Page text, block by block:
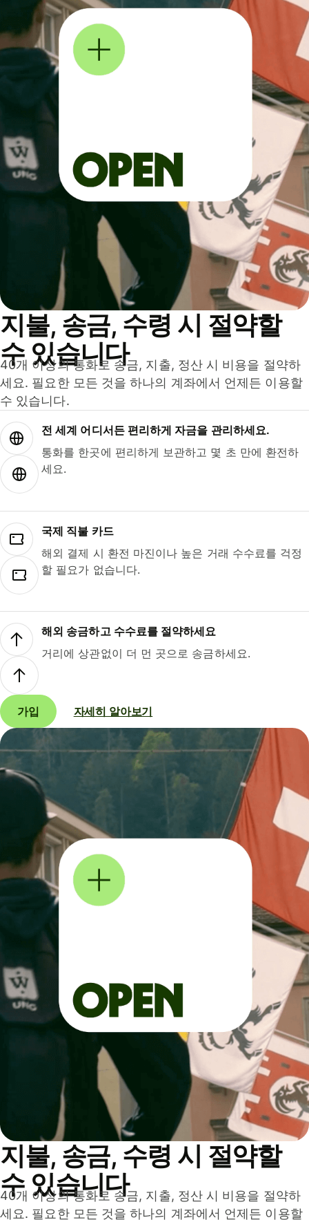
지불, 송금, 수령 시 절약할
수 있습니다
40개 이상의 통화로 송금, 지출, 정산 시 비용을 절약하
세요. 필요한 모든 것을 하나의 계좌에서 언제든 이용할
수 있습니다.
전 세계 어디서든 편리하게 자금을 관리하세요.
통화를 한곳에 편리하게 보관하고 몇 초 만에 환전하
세요.
국제 직불 카드
해외 결제 시 환전 마진이나 높은 거래 수수료를 걱정
할 필요가 없습니다.
해외 송금하고 수수료를 절약하세요
거리에 상관없이 더 먼 곳으로 송금하세요.
가입 자세히 알아보기
지불, 송금, 수령 시 절약할
수 있습니다
40개 이상의 통화로 송금, 지출, 정산 시 비용을 절약하
세요. 필요한 모든 것을 하나의 계좌에서 언제든 이용할